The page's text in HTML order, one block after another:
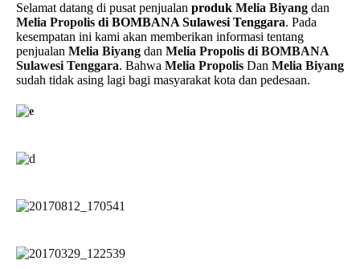
Selamat datang di pusat penjualan produk Melia Biyang dan
Melia Propolis di BOMBANA Sulawesi Tenggara. Pada
kesempatan ini kami akan memberikan informasi tentang
penjualan Melia Biyang dan Melia Propolis di BOMBANA
Sulawesi Tenggara. Bahwa Melia Propolis Dan Melia Biyang
sudah tidak asing lagi bagi masyarakat kota dan pedesaan.